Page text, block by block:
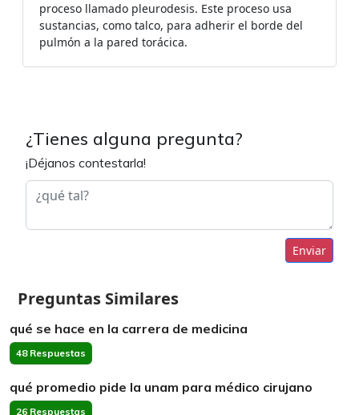
proceso llamado pleurodesis. Este proceso usa
sustancias, como talco, para adherir el borde del
pulmón a la pared torácica.
¿Tienes alguna pregunta?
¡Déjanos contestarla!
Enviar
Preguntas Similares
qué se hace en la carrera de medicina
48 Respuestas
qué promedio pide la unam para médico cirujano
26 Respuestas